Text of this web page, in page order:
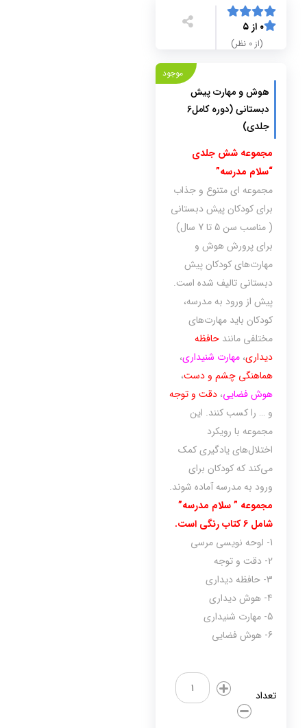
۰ از ۵
(از ۰ نظر)
هوش و مهارت پیش
دبستانی (دوره کامل6
جلدی)
موجود
مجموعه شش جلدی
“سلام مدرسه”
مجموعه ای متنوع و جذاب
برای کودکان پیش دبستانی
( مناسب سن 5 تا 7 سال)
برای پرورش هوش و
مهارت‌های کودکان پیش
دبستانی تالیف شده است.
پیش از ورود به مدرسه،
کودکان باید مهارت‌های
مختلفی مانند حافظه
دیداری، مهارت شنیداری،
هماهنگی چشم و دست،
هوش فضایی، دقت و توجه
و … را کسب کنند. این
مجموعه با رویکرد
اختلال‌های یادگیری کمک
می‌کند که کودکان برای
ورود به مدرسه آماده شوند.
مجموعه ” سلام مدرسه”
شامل 6 کتاب رنگی است.
1- لوحه نویسی مرسی
2- دقت و توجه
3- حافظه دیداری
4- هوش دیداری
5- مهارت شنیداری
6- هوش فضایی
تعداد
هوش
و
مهارت